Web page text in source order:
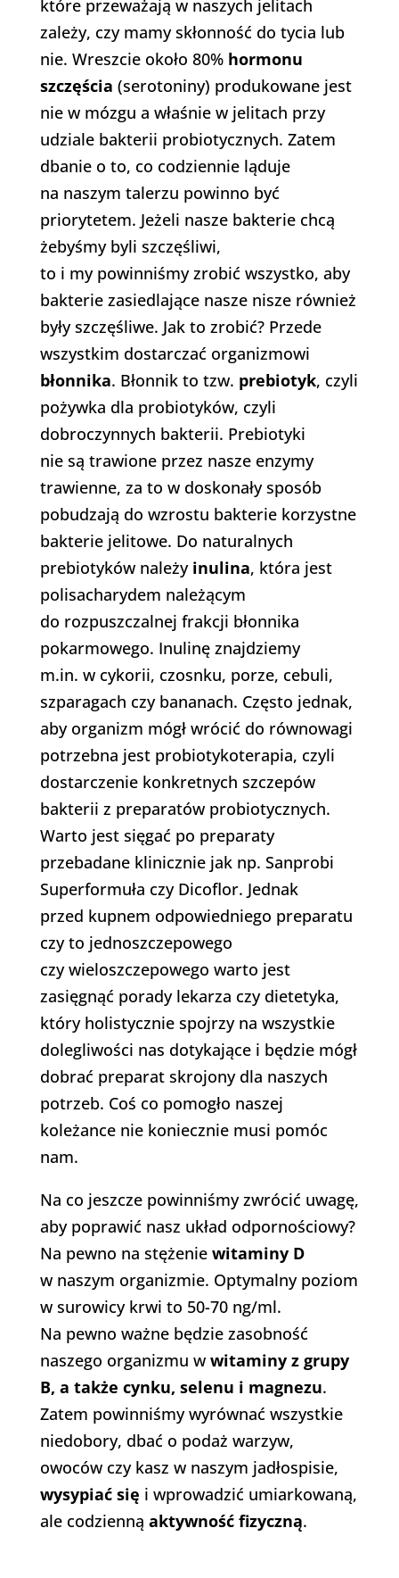
które przeważają w naszych jelitach
zależy, czy mamy skłonność do tycia lub
nie. Wreszcie około 80% hormonu
szczęścia (serotoniny) produkowane jest
nie w mózgu a właśnie w jelitach przy
udziale bakterii probiotycznych. Zatem
dbanie o to, co codziennie ląduje
na naszym talerzu powinno być
priorytetem. Jeżeli nasze bakterie chcą
żebyśmy byli szczęśliwi,
to i my powinniśmy zrobić wszystko, aby
bakterie zasiedlające nasze nisze również
były szczęśliwe. Jak to zrobić? Przede
wszystkim dostarczać organizmowi
błonnika. Błonnik to tzw. prebiotyk, czyli
pożywka dla probiotyków, czyli
dobroczynnych bakterii. Prebiotyki
nie są trawione przez nasze enzymy
trawienne, za to w doskonały sposób
pobudzają do wzrostu bakterie korzystne
bakterie jelitowe. Do naturalnych
prebiotyków należy inulina, która jest
polisacharydem należącym
do rozpuszczalnej frakcji błonnika
pokarmowego. Inulinę znajdziemy
m.in. w cykorii, czosnku, porze, cebuli,
szparagach czy bananach. Często jednak,
aby organizm mógł wrócić do równowagi
potrzebna jest probiotykoterapia, czyli
dostarczenie konkretnych szczepów
bakterii z preparatów probiotycznych.
Warto jest sięgać po preparaty
przebadane klinicznie jak np. Sanprobi
Superformuła czy Dicoflor. Jednak
przed kupnem odpowiedniego preparatu
czy to jednoszczepowego
czy wieloszczepowego warto jest
zasięgnąć porady lekarza czy dietetyka,
który holistycznie spojrzy na wszystkie
dolegliwości nas dotykające i będzie mógł
dobrać preparat skrojony dla naszych
potrzeb. Coś co pomogło naszej
koleżance nie koniecznie musi pomóc
nam.
Na co jeszcze powinniśmy zwrócić uwagę,
aby poprawić nasz układ odpornościowy?
Na pewno na stężenie witaminy D
w naszym organizmie. Optymalny poziom
w surowicy krwi to 50-70 ng/ml.
Na pewno ważne będzie zasobność
naszego organizmu w witaminy z grupy
B, a także cynku, selenu i magnezu.
Zatem powinniśmy wyrównać wszystkie
niedobory, dbać o podaż warzyw,
owoców czy kasz w naszym jadłospisie,
wysypiać się i wprowadzić umiarkowaną,
ale codzienną aktywność fizyczną.